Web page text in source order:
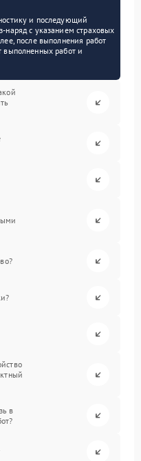
и последующий
наряд с указанием страховых
после выполнения работ
выполненных работ и
в